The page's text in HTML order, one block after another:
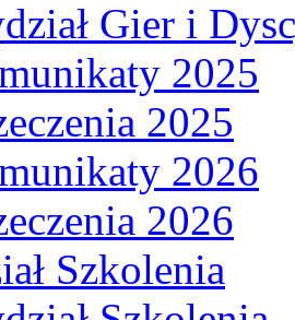
Gier i
2025
2025
2026
2026
Szkolenia